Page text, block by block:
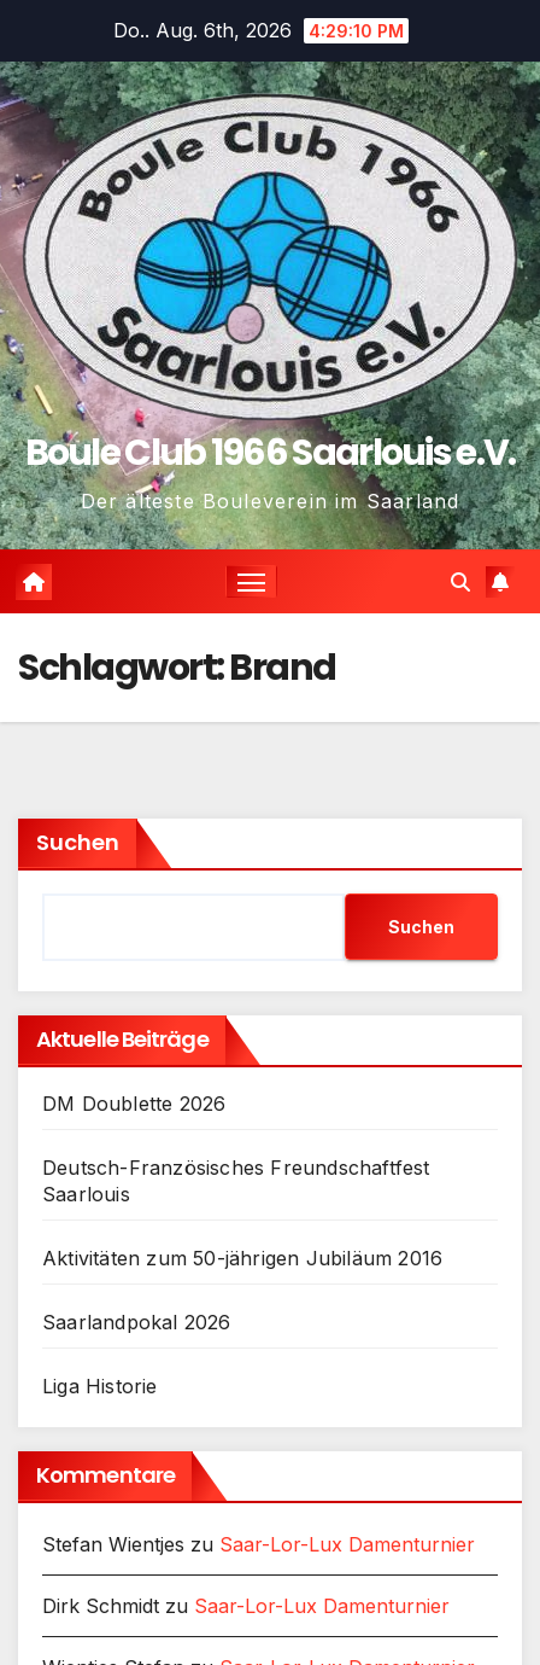
springen
Do.. Aug. 6th, 2026 4:29:11 PM
Boule Club 1966 Saarlouis e.V.
Der älteste Bouleverein im Saarland
Schlagwort:Brand
Suchen
Suchen
Aktuelle Beiträge
DM Doublette 2026
Deutsch-Französisches Freundschaftfest
Saarlouis
Aktivitäten zum 50-jährigen Jubiläum 2016
Saarlandpokal 2026
Liga Historie
Kommentare
Stefan Wientjes zu Saar-Lor-Lux Damenturnier
Dirk Schmidt zu Saar-Lor-Lux Damenturnier